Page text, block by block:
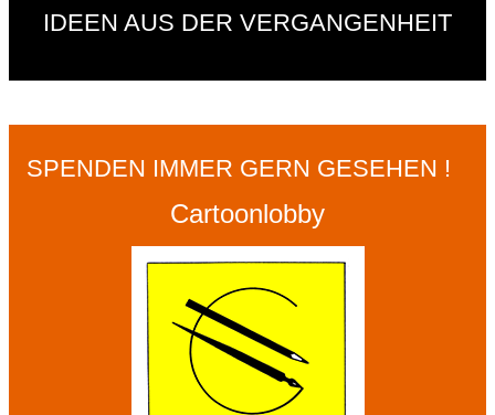
IDEEN AUS DER VERGANGENHEIT
SPENDEN IMMER GERN GESEHEN !
Cartoonlobby